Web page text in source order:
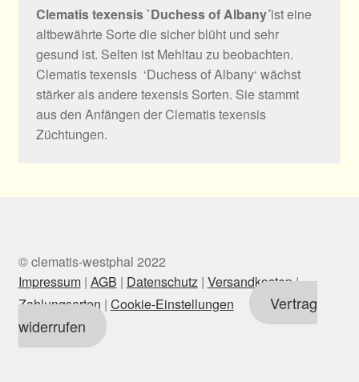
Clematis texensis `Duchess of Albany´ist eine
altbewährte Sorte die sicher blüht und sehr
gesund ist. Selten ist Mehltau zu beobachten.
Clematis texensis ‘Duchess of Albany‘ wächst
stärker als andere texensis Sorten. Sie stammt
aus den Anfängen der Clematis texensis
Züchtungen.
© clematis-westphal 2022
Impressum| AGB | Datenschutz| Versandkosten|
Zahlungsarten | Cookie-Einstellungen
Vertrag
widerrufen